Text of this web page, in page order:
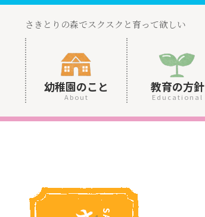
さきとりの森でスクスクと育って欲しい
幼稚園のこと
About
教育の方針
Educational